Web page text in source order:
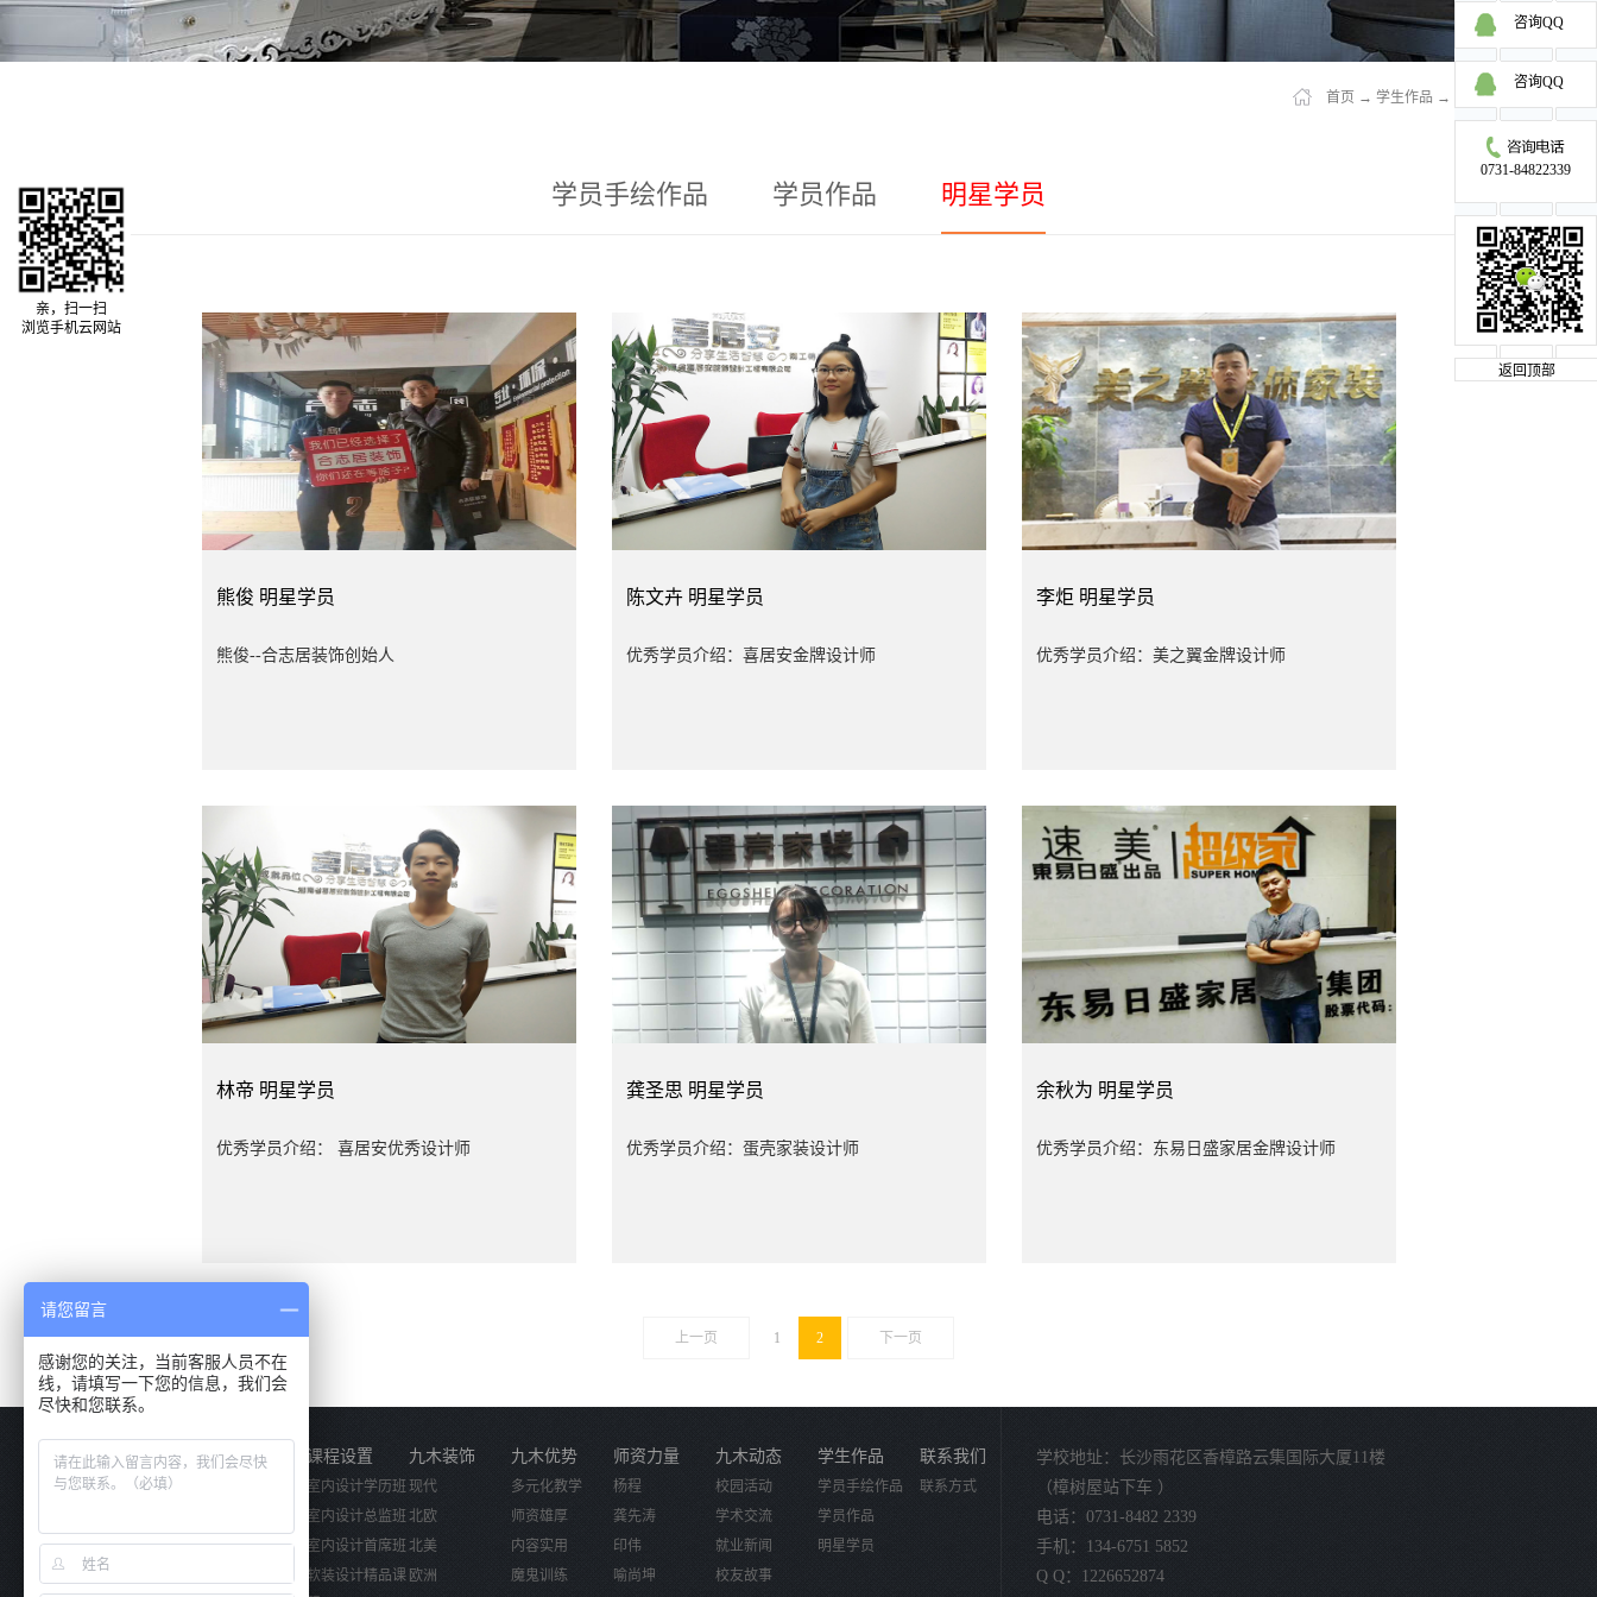
首页 → 学生作品 → 明星学员
学员手绘作品 学员作品 明星学员
熊俊 明星学员
熊俊--合志居装饰创始人
陈文卉 明星学员
优秀学员介绍：喜居安金牌设计师
李炬 明星学员
优秀学员介绍：美之翼金牌设计师
林帝 明星学员
优秀学员介绍： 喜居安优秀设计师
龚圣思 明星学员
优秀学员介绍：蛋壳家装设计师
余秋为 明星学员
优秀学员介绍：东易日盛家居金牌设计师
上一页 1 2 下一页
关于我们
活动视频
课程设置
室内设计学历班
室内设计总监班
室内设计首席班
软装设计精品课
九木装饰
现代
北欧
北美
欧洲
九木优势
多元化教学
师资雄厚
内容实用
魔鬼训练
师资力量
杨程
龚先涛
印伟
喻尚坤
九木动态
校园活动
学术交流
就业新闻
校友故事
学生作品
学员手绘作品
学员作品
明星学员
联系我们
联系方式
学校地址：长沙雨花区香樟路云集国际大厦11楼
（樟树屋站下车 ）
电话：0731-8482 2339
手机：134-6751 5852
Q Q：1226652874
咨询QQ
咨询QQ
0731-84822339
返回顶部
亲，扫一扫
浏览手机云网站
请您留言
感谢您的关注，当前客服人员不在
线，请填写一下您的信息，我们会
尽快和您联系。